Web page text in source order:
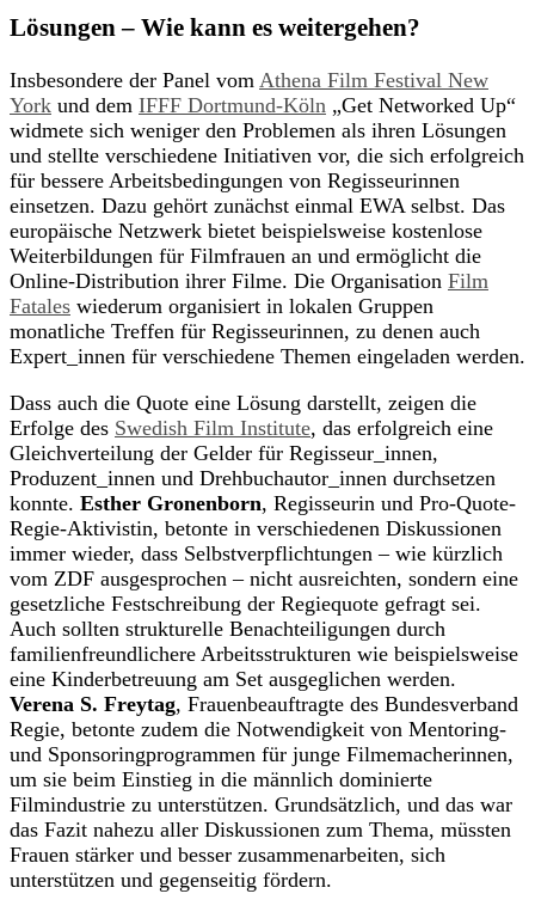
Lösungen – Wie kann es weitergehen?
Insbesondere der Panel vom Athena Film Festival New
York und dem IFFF Dortmund-Köln „Get Networked Up“
widmete sich weniger den Problemen als ihren Lösungen
und stellte verschiedene Initiativen vor, die sich erfolgreich
für bessere Arbeitsbedingungen von Regisseurinnen
einsetzen. Dazu gehört zunächst einmal EWA selbst. Das
europäische Netzwerk bietet beispielsweise kostenlose
Weiterbildungen für Filmfrauen an und ermöglicht die
Online-Distribution ihrer Filme. Die Organisation Film
Fatales wiederum organisiert in lokalen Gruppen
monatliche Treffen für Regisseurinnen, zu denen auch
Expert_innen für verschiedene Themen eingeladen werden.
Dass auch die Quote eine Lösung darstellt, zeigen die
Erfolge des Swedish Film Institute, das erfolgreich eine
Gleichverteilung der Gelder für Regisseur_innen,
Produzent_innen und Drehbuchautor_innen durchsetzen
konnte. Esther Gronenborn, Regisseurin und Pro-Quote-
Regie-Aktivistin, betonte in verschiedenen Diskussionen
immer wieder, dass Selbstverpflichtungen – wie kürzlich
vom ZDF ausgesprochen – nicht ausreichten, sondern eine
gesetzliche Festschreibung der Regiequote gefragt sei.
Auch sollten strukturelle Benachteiligungen durch
familienfreundlichere Arbeitsstrukturen wie beispielsweise
eine Kinderbetreuung am Set ausgeglichen werden.
Verena S. Freytag, Frauenbeauftragte des Bundesverband
Regie, betonte zudem die Notwendigkeit von Mentoring-
und Sponsoringprogrammen für junge Filmemacherinnen,
um sie beim Einstieg in die männlich dominierte
Filmindustrie zu unterstützen. Grundsätzlich, und das war
das Fazit nahezu aller Diskussionen zum Thema, müssten
Frauen stärker und besser zusammenarbeiten, sich
unterstützen und gegenseitig fördern.